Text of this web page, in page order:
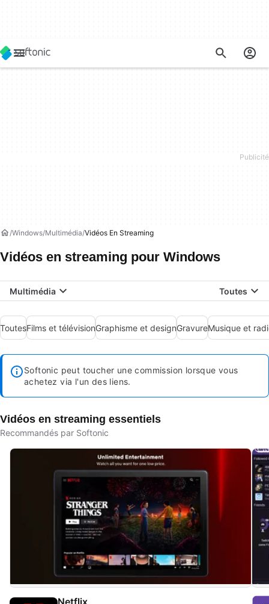
Windows Multimédia Vidéos En Streaming
Vidéos en streaming pour Windows
Multimédia Toutes
ToutesFilms et télévisionGraphisme et designGravureMusique et
Softonic peut toucher une commission lorsque vous
achetez via l'un des liens.
Vidéos en streaming essentiels
Recommandés par Softonic